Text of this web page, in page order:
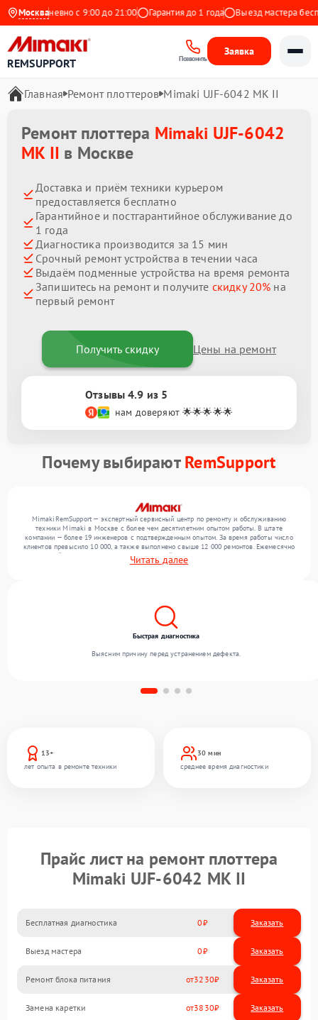
Москва
Ежедневно с 9:00 до 21:00 Гарантия до 1 года Выезд мастера
REMSUPPORT Позвонить
Заявка
Главная Ремонт плоттеров Mimaki UJF-6042 MK II
Ремонт плоттера Mimaki UJF-6042
MK II в Москве
Доставка и приём техники курьером
предоставляется бесплатно
Гарантийное и постгарантийное обслуживание до
1 года
Диагностика производится за 15 мин
Срочный ремонт устройства в течении часа
Выдаём подменные устройства на время ремонта
Запишитесь на ремонт и получите скидку 20% на
первый ремонт
Получить скидку Цены на ремонт
Отзывы 4.9 из 5
нам доверяют 🌟🌟🌟🌟🌟
Почему выбираютRemSupport
MimakiRemSupport — экспертный сервисный центр по ремонту и обслуживанию
техники Mimaki в Москве с более чем десятилетним опытом работы. В штате
компании — более 19 инженеров с подтвержденным опытом. За время работы число
клиентов превысило 10 000, а также выполнено свыше 12 000 ремонтов. Ежемесячно
в сервисный центр поступает более 300 устройств, включая , , . Мы беремся за задачи
любой сложности и предлагаем стабильный уровень сервиса благодаря
Читать далее
13+
лет опыта в ремонте техники
30 мин
среднее время диагностики
Быстрая диагностика
Выясним причину перед устранением дефекта.
Прайс лист на ремонт плоттера
Mimaki UJF-6042 MK II
Бесплатная диагностика 0 Заказать
Выезд мастера 0 Заказать
Ремонт блока питания 3230
Замена каретки 3830